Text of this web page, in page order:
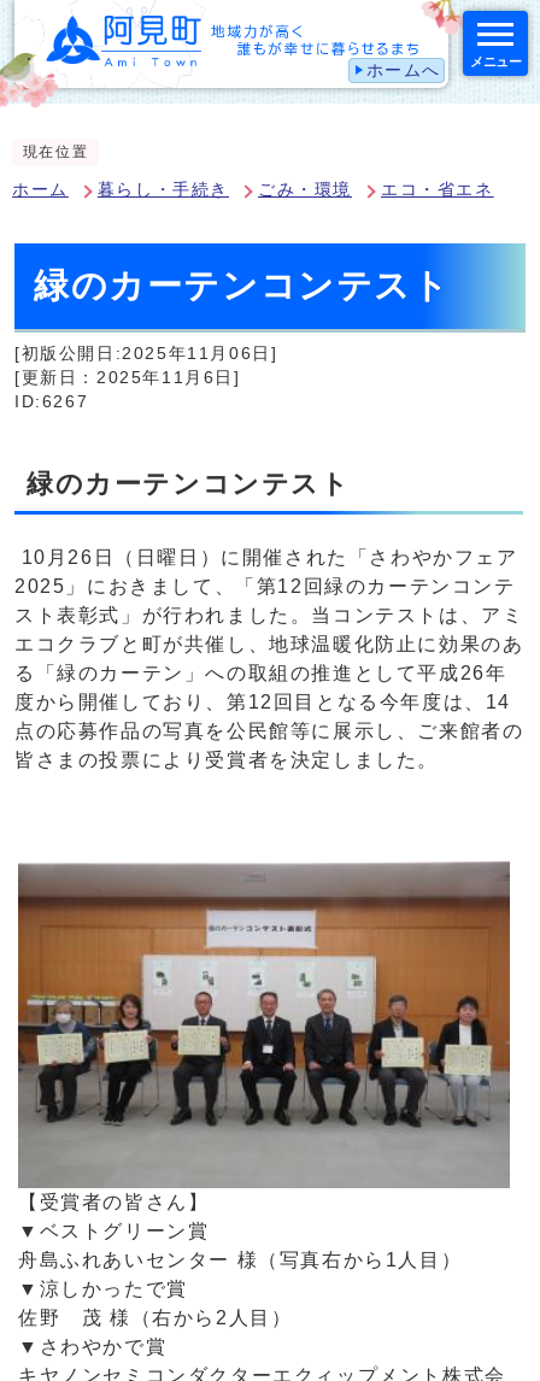
ホームへ メニュー
現在位置
ホーム 暮らし・手続き ごみ・環境 エコ・省エネ
緑のカーテンコンテスト
[初版公開日:2025年11月06日]
[更新日：2025年11月6日]
ID:6267
緑のカーテンコンテスト
10月26日（日曜日）に開催された「さわやかフェア
2025」におきまして、「第12回緑のカーテンコンテ
スト表彰式」が行われました。当コンテストは、アミ
エコクラブと町が共催し、地球温暖化防止に効果のあ
る「緑のカーテン」への取組の推進として平成26年
度から開催しており、第12回目となる今年度は、14
点の応募作品の写真を公民館等に展示し、ご来館者の
皆さまの投票により受賞者を決定しました。
【受賞者の皆さん】
▼ベストグリーン賞
舟島ふれあいセンター 様（写真右から1人目）
▼涼しかったで賞
佐野 茂 様（右から2人目）
▼さわやかで賞
キヤノンセミコンダクターエクィップメント株式会